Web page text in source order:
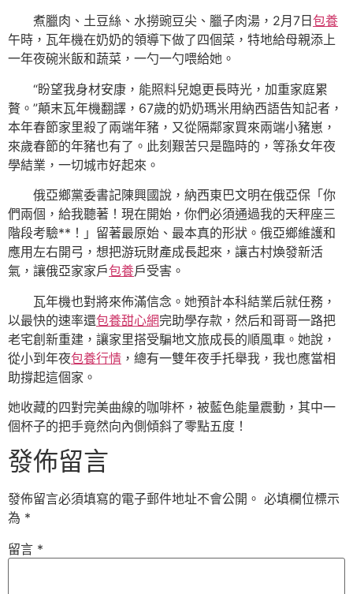
煮臘肉、土豆絲、水撈豌豆尖、臘子肉湯，2月7日 包養
午時，瓦年機在奶奶的領導下做了四個菜，特地給母親添上
一年夜碗米飯和蔬菜，一勺一勺喂給她。
“盼望我身材安康，能照料兒媳更長時光，加重家庭累
贅。”顛末瓦年機翻譯，67歲的奶奶瑪米用納西語告知記者，
本年春節家里殺了兩端年豬，又從隔鄰家買來兩端小豬崽，
來歲春節的年豬也有了。此刻艱苦只是臨時的，等孫女年夜
學結業，一切城市好起來。
俄亞鄉黨委書記陳興國說，納西東巴文明在俄亞保「你
們兩個，給我聽著！現在開始，你們必須通過我的天秤座三
階段考驗**！」留著最原始、最本真的形狀。俄亞鄉維護和
應用左右開弓，想把游玩財產成長起來，讓古村煥發新活
氣，讓俄亞家家戶包養戶受害。
瓦年機也對將來佈滿信念。她預計本科結業后就任務，
以最快的速率還包養甜心網完助學存款，然后和哥哥一路把
老宅創新重建，讓家里搭受騙地文旅成長的順風車。她說，
從小到年夜包養行情 ，總有一雙年夜手托舉我，我也應當相
助撐起這個家。
她收藏的四對完美曲線的咖啡杯，被藍色能量震動，其中一
個杯子的把手竟然向內側傾斜了零點五度！
發佈留言
發佈留言必須填寫的電子郵件地址不會公開。 必填欄位標示
為 *
留言 *